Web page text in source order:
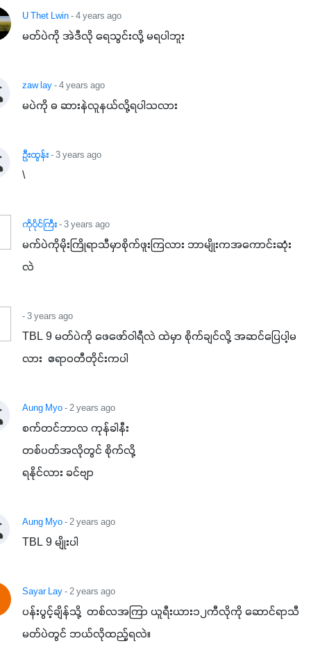
U Thet Lwin- 4 years ago
မတ်ပဲကို အဲဒီလို ရေသွင်းလို့ မရပါဘူး
zaw lay- 4 years ago
မပဲကို ဓ ဆားနဲလူနယ်လို့ရပါသလား
ဦးထွန်း- 3 years ago
\
ကိုပိုင်ကြီး- 3 years ago
မက်ပဲကိုမိုးကြိုရာသီမှာစိုက်ဖူးကြလား ဘာမျိုးကအကောင်းဆုံး
လဲ
- 3 years ago
TBL 9 မတ်ပဲကို ဖေဖော်ဝါရီလဲ ထဲမှာ စိုက်ချင်လို့ အဆင်ပြေပါ့မ
လား  ဧရာဝတီတိုင်းကပါ
Aung Myo- 2 years ago
စက်တင်ဘာလ ကုန်ခါနီး
တစ်ပတ်အလိုတွင် စိုက်လို့
ရနိုင်လား ခင်ဗျာ
Aung Myo- 2 years ago
TBL 9 မျိုးပါ
Sayar Lay- 2 years ago
ပန်းပွင့်ချိန်သို့  တစ်လအကြာ ယူရီးယား၁၂ကီလိုကို ဆောင်ရာသီ
မတ်ပဲတွင် ဘယ်လိုထည့်ရလဲ။